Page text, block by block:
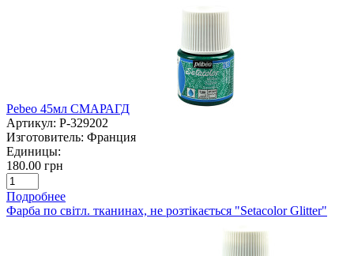
Pebeo 45мл СМАРАГД
Артикул: P-329202
Изготовитель: Франция
Единицы:
180.00 грн
Подробнее
Фарба по світл. тканинах, не розтікається "Setacolor Glitter"